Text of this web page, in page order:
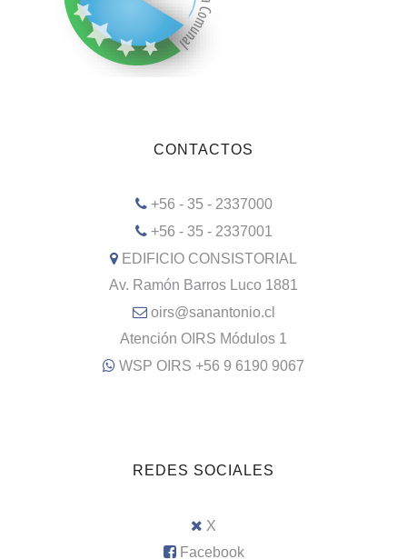
CONTACTOS
+56 - 35 - 2337000
+56 - 35 - 2337001
EDIFICIO CONSISTORIAL
Av. Ramón Barros Luco 1881
oirs@sanantonio.cl
Atención OIRS Módulos 1
WSP OIRS +56 9 6190 9067
REDES SOCIALES
X
Facebook